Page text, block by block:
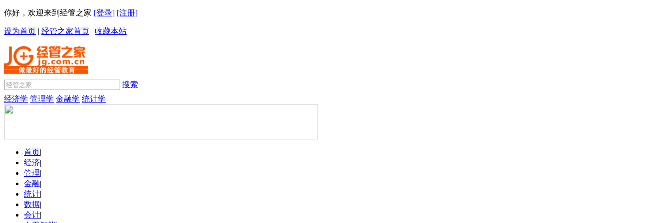
你好，欢迎来到经管之家 [登录] [注册]
设为首页 | 经管之家首页 | 收藏本站
搜索
经济学 管理学 金融学 统计学
首页|
经济|
管理|
金融|
统计|
数据|
会计|